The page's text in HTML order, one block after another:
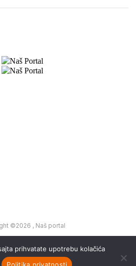
©2026 , Naš portal
prihvatate upotrebu kolačića
Politika privatnosti